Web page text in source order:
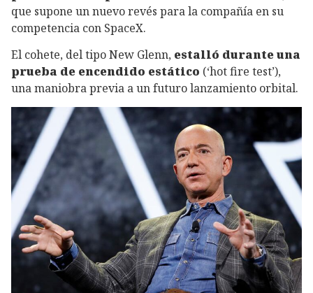
que supone un nuevo revés para la compañía en su
competencia con SpaceX.
El cohete, del tipo New Glenn, estalló durante una
prueba de encendido estático (‘hot fire test’),
una maniobra previa a un futuro lanzamiento orbital.